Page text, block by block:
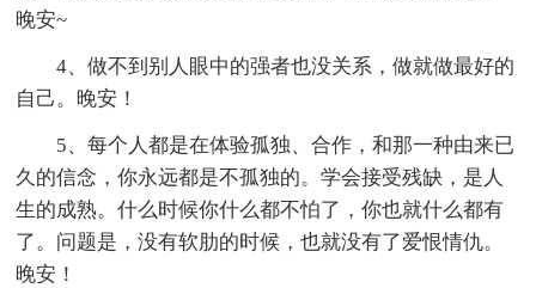
晚安~
4、做不到别人眼中的强者也没关系，做就做最好的
自己。晚安！
5、每个人都是在体验孤独、合作，和那一种由来已
久的信念，你永远都是不孤独的。学会接受残缺，是人
生的成熟。什么时候你什么都不怕了，你也就什么都有
了。问题是，没有软肋的时候，也就没有了爱恨情仇。
晚安！